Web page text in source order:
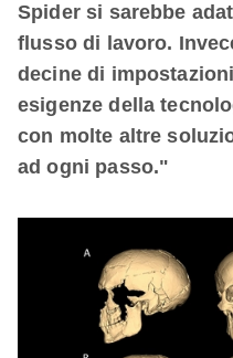
Spider si sarebbe
flusso di lavoro.
decine di
esigenze della
con molte altre
ad ogni passo."